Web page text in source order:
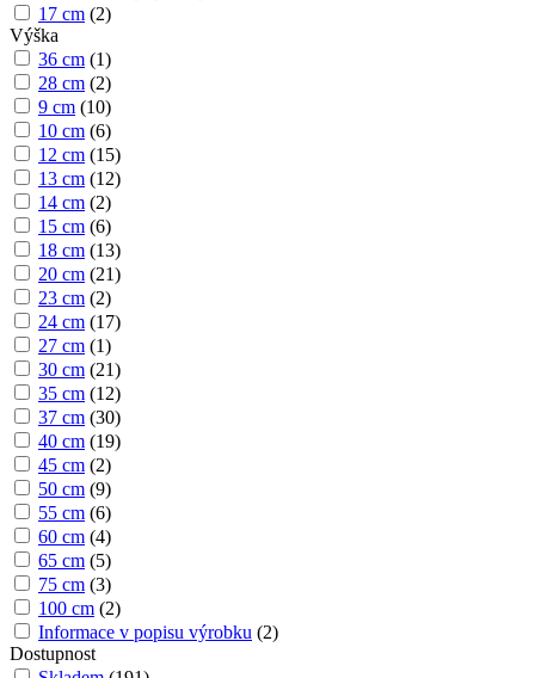
17 cm (2)
Výška
36 cm (1)
28 cm (2)
9 cm (10)
10 cm (6)
12 cm (15)
13 cm (12)
14 cm (2)
15 cm (6)
18 cm (13)
20 cm (21)
23 cm (2)
24 cm (17)
27 cm (1)
30 cm (21)
35 cm (12)
37 cm (30)
40 cm (19)
45 cm (2)
50 cm (9)
55 cm (6)
60 cm (4)
65 cm (5)
75 cm (3)
100 cm (2)
Informace v popisu výrobku (2)
Dostupnost